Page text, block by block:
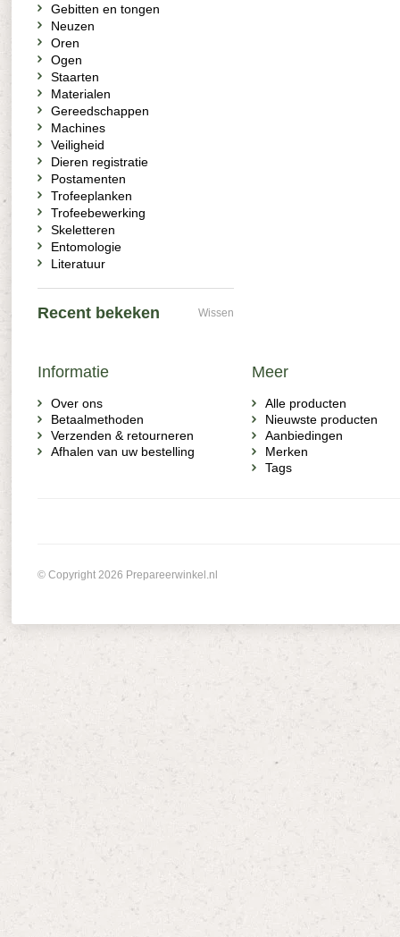
Gebitten en tongen
Neuzen
Oren
Ogen
Staarten
Materialen
Gereedschappen
Machines
Veiligheid
Dieren registratie
Postamenten
Trofeeplanken
Trofeebewerking
Skeletteren
Entomologie
Literatuur
Recent bekeken Wissen
Informatie
Over ons
Betaalmethoden
Verzenden & retourneren
Afhalen van uw bestelling
Meer
Alle producten
Nieuwste producten
Aanbiedingen
Merken
Tags
© Copyright 2026 Prepareerwinkel.nl